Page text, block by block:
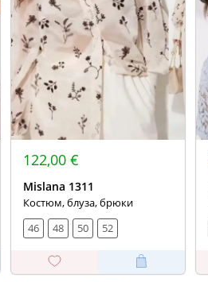
122,00 €
Mislana 1311
Костюм, блуза, брюки
46
48 50 52